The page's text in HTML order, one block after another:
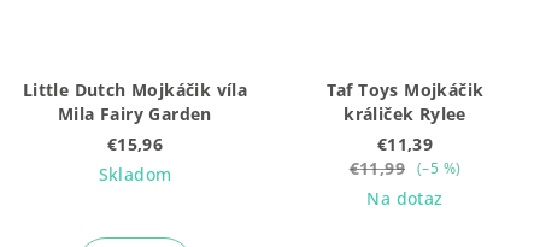
Little Dutch Mojkáčik víla
Mila Fairy Garden
€15,96
Skladom
Taf Toys Mojkáčik
králiček Rylee
€11,39
€11,99 (–5 %)
Na dotaz